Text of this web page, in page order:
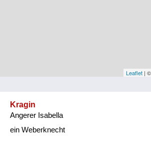
VorarlbergLeaflet | ©
Kragin
Angerer Isabella
ein Weberknecht